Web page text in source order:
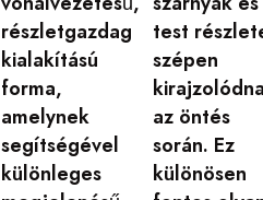
részletgazdag
kialakítású
forma,
amelynek
segítségével
különleges
test
szépen
az öntés
során. Ez
különösen